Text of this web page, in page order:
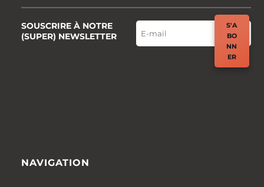
SOUSCRIRE À NOTRE
(SUPER) NEWSLETTER
S'A
BO
NN
ER
NAVIGATION